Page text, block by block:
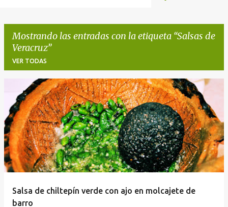
Mostrando las entradas con la etiqueta Salsas de
Veracruz
VER TODAS
t
r
a
d
Salsa de chiltepín verde con ajo en molcajete de
barro